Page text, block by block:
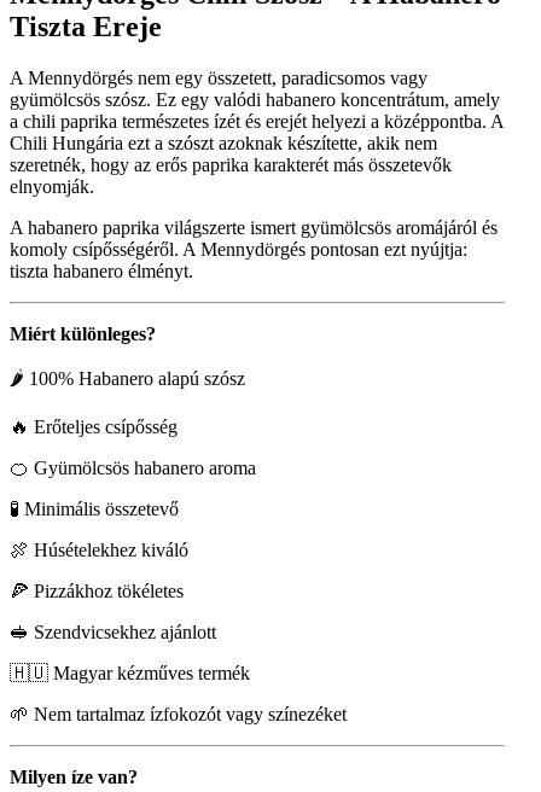
Tiszta Ereje
A Mennydörgés nem egy összetett, paradicsomos vagy
gyümölcsös szósz. Ez egy valódi habanero koncentrátum, amely
a chili paprika természetes ízét és erejét helyezi a középpontba. A
Chili Hungária ezt a szószt azoknak készítette, akik nem
szeretnék, hogy az erős paprika karakterét más összetevők
elnyomják.
A habanero paprika világszerte ismert gyümölcsös aromájáról és
komoly csípősségéről. A Mennydörgés pontosan ezt nyújtja:
tiszta habanero élményt.
Miért különleges?
🌶 100% Habanero alapú szósz
🔥 Erőteljes csípősség
🍊 Gyümölcsös habanero aroma
🧪 Minimális összetevő
🍖 Húsételekhez kiváló
🍕 Pizzákhoz tökéletes
🥪 Szendvicsekhez ajánlott
🇭🇺 Magyar kézműves termék
🌱 Nem tartalmaz ízfokozót vagy színezéket
Milyen íze van?